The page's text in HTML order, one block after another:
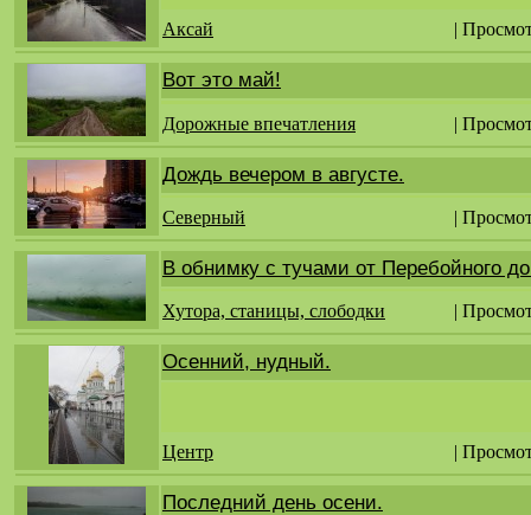
Аксай |
Вот это май!
Дорожные впечатления |
Дождь вечером в августе.
Северный |
В обнимку с тучами от Перебойного
Хутора, станицы, слободки |
Осенний, нудный.
Центр |
Последний день осени.